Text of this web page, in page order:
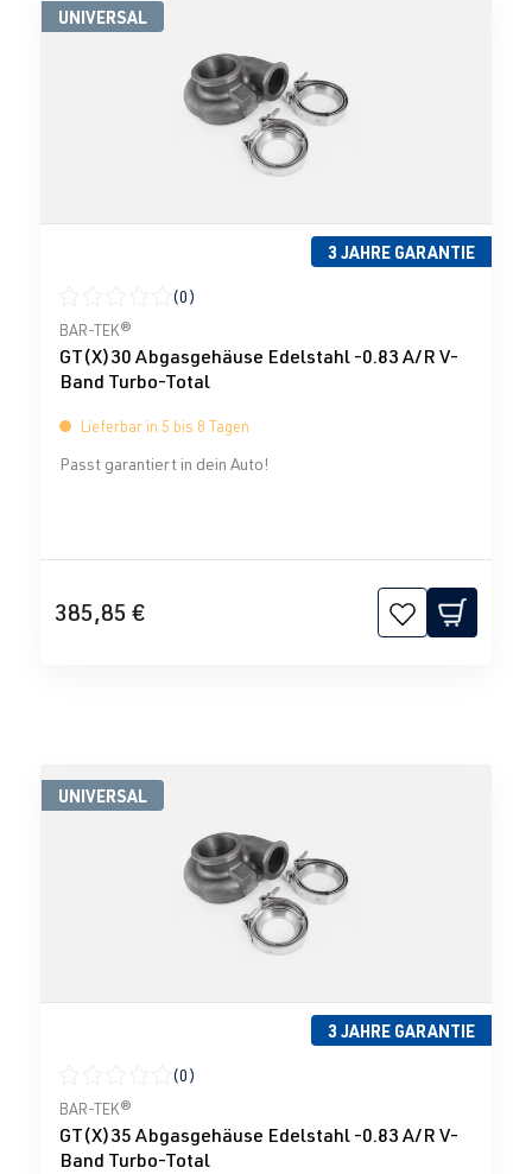
UNIVERSAL
3 JAHRE GARANTIE
Durchschnittliche Bewertung von 0 von 5 Sternen
(0)
BAR-TEK®
GT(X)30 Abgasgehäuse Edelstahl -0.83 A/R V-
Band Turbo-Total
Lieferbar in 5 bis 8 Tagen
Passt garantiert in dein Auto!
385,85 €
UNIVERSAL
3 JAHRE GARANTIE
Durchschnittliche Bewertung von 0 von 5 Sternen
(0)
BAR-TEK®
GT(X)35 Abgasgehäuse Edelstahl -0.83 A/R V-
Band Turbo-Total